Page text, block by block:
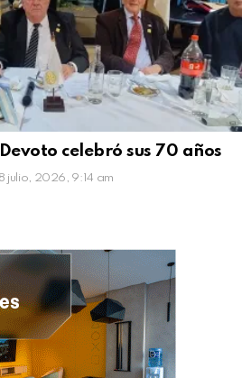
celebró sus 70 años
18 julio, 2026, 9:14 am